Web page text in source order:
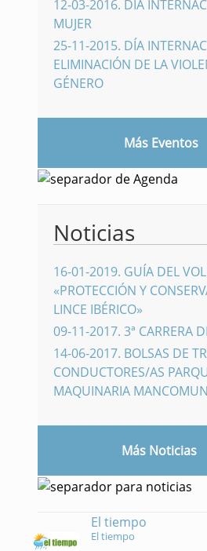
12-03-2016. DÍA
MUJER
25-11-2015. DÍA
ELIMINACIÓN DE LA
GÉNERO
Más Eventos
Noticias
16-01-2019. GUÍA DEL
«PROTECCIÓN Y
LINCE IBÉRICO»
09-11-2017. 3ª CARRERA
14-06-2017. BOLSAS DE
CONDUCTORES/AS
MAQUINARIA
Más Noticias
El tiempo
El tiempo